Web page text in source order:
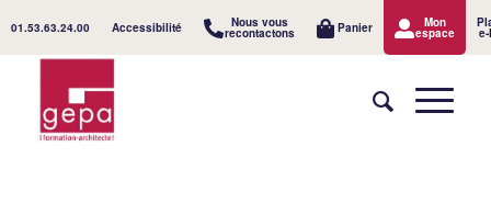
01.53.63.24.00 Accessibilité Nous vous
recontactons Panier Mon
espace